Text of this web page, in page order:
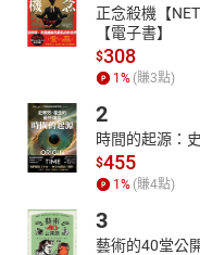
正念殺機【
【電子書】
$308
1 % (賺3點)
2
時間的起源：
$455
1 % (賺4點)
3
藝術的40堂公